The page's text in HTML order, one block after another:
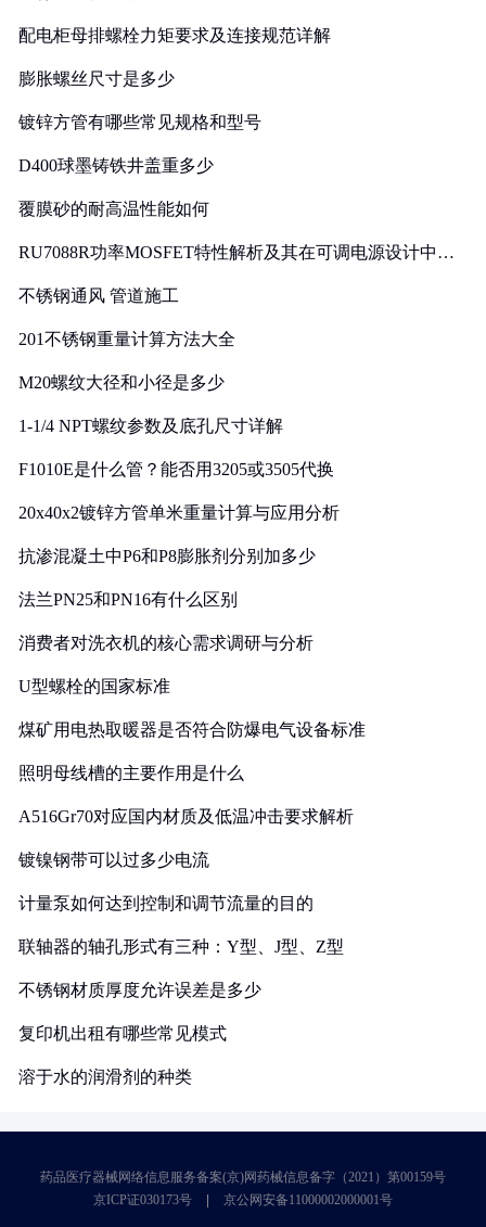
配电柜母排螺栓力矩要求及连接规范详解
膨胀螺丝尺寸是多少
镀锌方管有哪些常见规格和型号
D400球墨铸铁井盖重多少
覆膜砂的耐高温性能如何
RU7088R功率MOSFET特性解析及其在可调电源设计中的
不锈钢通风 管道施工
201不锈钢重量计算方法大全
M20螺纹大径和小径是多少
1-1/4 NPT螺纹参数及底孔尺寸详解
F1010E是什么管？能否用3205或3505代换
20x40x2镀锌方管单米重量计算与应用分析
抗渗混凝土中P6和P8膨胀剂分别加多少
法兰PN25和PN16有什么区别
消费者对洗衣机的核心需求调研与分析
U型螺栓的国家标准
煤矿用电热取暖器是否符合防爆电气设备标准
照明母线槽的主要作用是什么
A516Gr70对应国内材质及低温冲击要求解析
镀镍钢带可以过多少电流
计量泵如何达到控制和调节流量的目的
联轴器的轴孔形式有三种：Y型、J型、Z型
不锈钢材质厚度允许误差是多少
复印机出租有哪些常见模式
溶于水的润滑剂的种类
药品医疗器械网络信息服务备案(京)网药械信息备字（2021）第00159号
京ICP证030173号
京公网安备11000002000001号